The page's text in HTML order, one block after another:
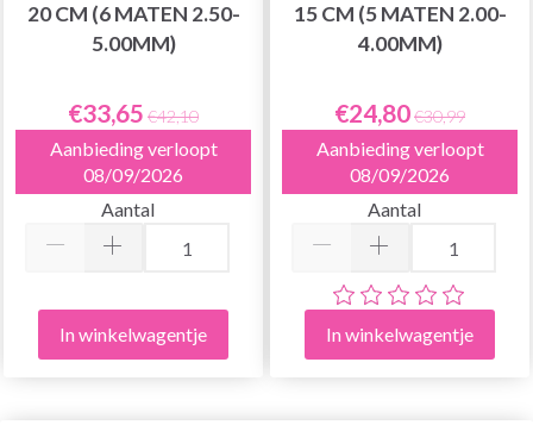
20 CM (6 MATEN 2.50-
5.00MM)
€33,65 €42,10
Aanbieding verloopt
08/09/2026
Aantal
In winkelwagentje
15 CM (5 MATEN 2.00-
4.00MM)
€24,80€30,99
Aanbieding verloopt
08/09/2026
Aantal
In winkelwagentje